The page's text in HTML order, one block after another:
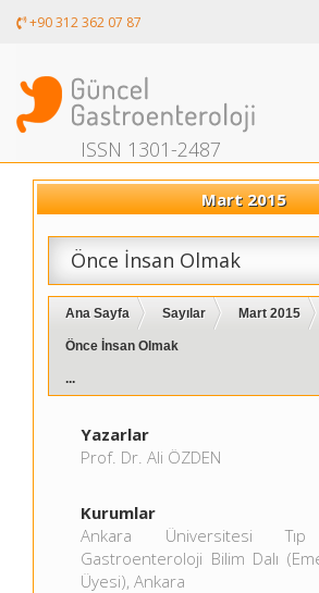
+90 312 362 07 87
ISSN 1301-2487
Mart 2015
Önce İnsan Olmak
Ana Sayfa Sayılar Mart 2015
Önce İnsan Olmak
...
Yazarlar
Prof. Dr. Ali ÖZDEN
Kurumlar
Ankara Üniversitesi Tıp
Gastroenteroloji Bilim Dalı
Üyesi), Ankara